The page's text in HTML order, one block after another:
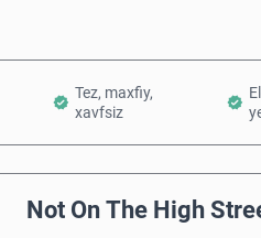
Tez, maxfiy,
xavfsiz
Not On The High